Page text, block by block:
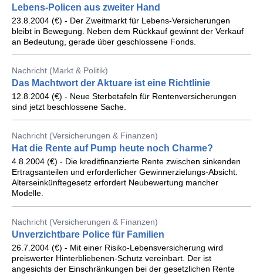
Lebens-Policen aus zweiter Hand
23.8.2004 (€) - Der Zweitmarkt für Lebens-Versicherungen
bleibt in Bewegung. Neben dem Rückkauf gewinnt der Verkauf
an Bedeutung, gerade über geschlossene Fonds.
Nachricht (Markt & Politik)
Das Machtwort der Aktuare ist eine Richtlinie
12.8.2004 (€) - Neue Sterbetafeln für Rentenversicherungen
sind jetzt beschlossene Sache.
Nachricht (Versicherungen & Finanzen)
Hat die Rente auf Pump heute noch Charme?
4.8.2004 (€) - Die kreditfinanzierte Rente zwischen sinkenden
Ertragsanteilen und erforderlicher Gewinnerzielungs-Absicht.
Alterseinkünftegesetz erfordert Neubewertung mancher
Modelle.
Nachricht (Versicherungen & Finanzen)
Unverzichtbare Police für Familien
26.7.2004 (€) - Mit einer Risiko-Lebensversicherung wird
preiswerter Hinterbliebenen-Schutz vereinbart. Der ist
angesichts der Einschränkungen bei der gesetzlichen Rente